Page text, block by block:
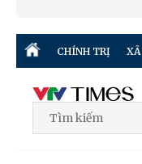
CHÍNH TRỊ